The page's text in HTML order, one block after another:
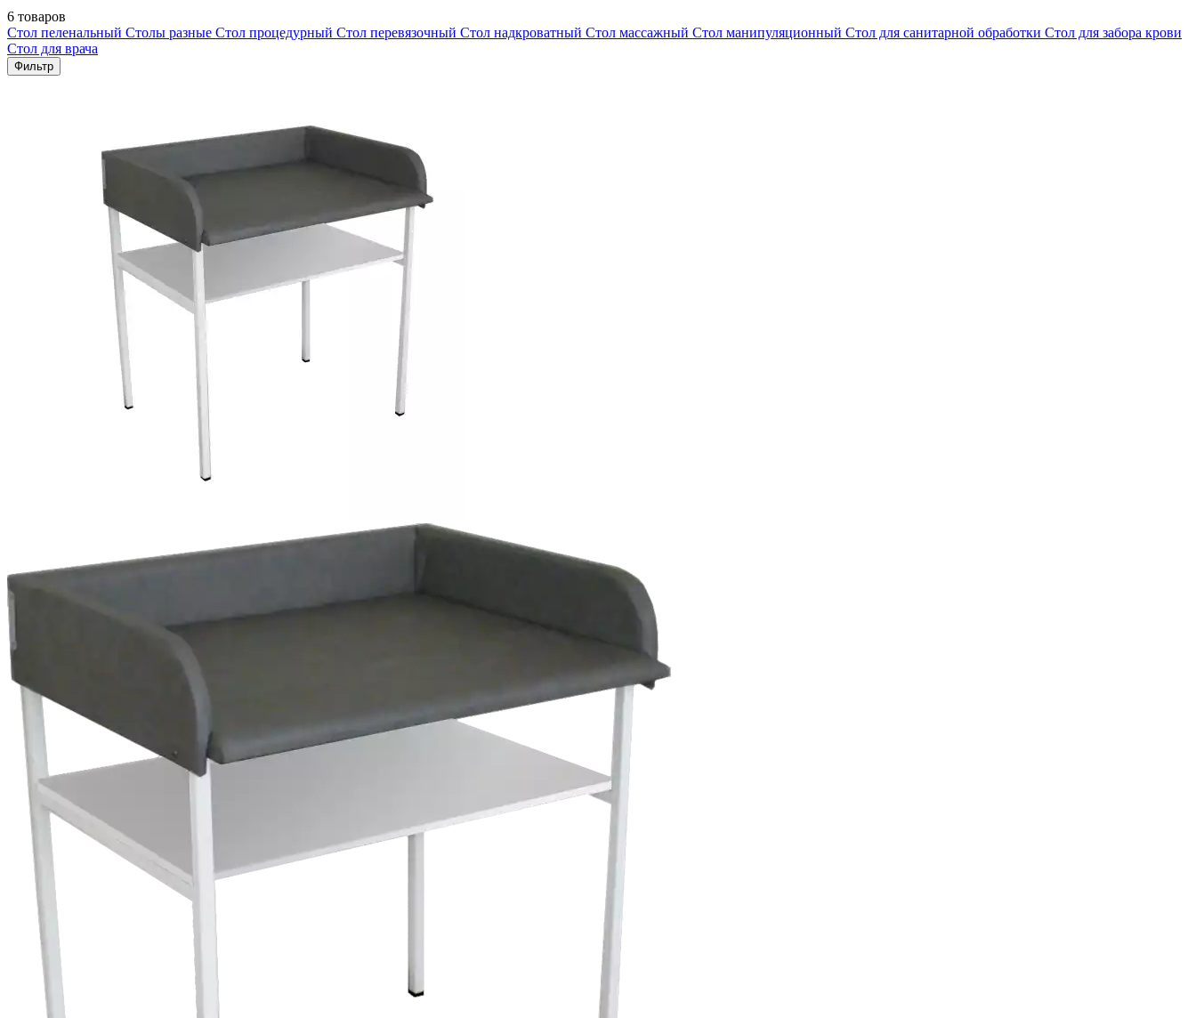
6 товаров
Стол пеленальный Столы разные Стол процедурный Стол перевязочный Стол надкроватный Стол массажный Стол манипуляционный Стол для санитарной обработки Стол для забора крови
Стол для врача
Фильтр